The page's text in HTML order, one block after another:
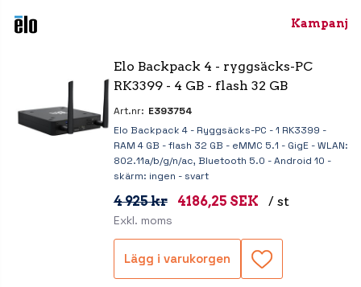
Kampanj
Elo Backpack 4 - ryggsäcks-PC
RK3399 - 4 GB - flash 32 GB
Art.nr: E393754
Elo Backpack 4 - Ryggsäcks-PC - 1 RK3399 -
RAM 4 GB - flash 32 GB - eMMC 5.1 - GigE - WLAN:
802.11a/b/g/n/ac, Bluetooth 5.0 - Android 10 -
skärm: ingen - svart
4 925 kr 4186,25 SEK / st
Exkl. moms
Lägg i varukorgen